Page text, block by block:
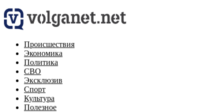
Происшествия
Экономика
Политика
СВО
Эксклюзив
Спорт
Культура
Полезное